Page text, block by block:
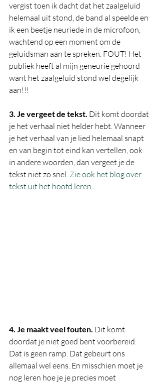
vergist toen ik dacht dat het zaalgeluid
helemaal uit stond, de band al speelde en
ik een beetje neuriede in de microfoon,
wachtend op een moment om de
geluidsman aan te spreken. FOUT! Het
publiek heeft al mijn geneurie gehoord
want het zaalgeluid stond wel degelijk
aan!!!
3. Je vergeet de tekst. Dit komt doordat
je het verhaal niet helder hebt. Wanneer
je het verhaal van je lied helemaal snapt
en van begin tot eind kan vertellen, ook
in andere woorden, dan vergeet je de
tekst niet zo snel. Zie ook het blog over
tekst uit het hoofd leren.
4. Je maakt veel fouten. Dit komt
doordat je niet goed bent voorbereid.
Dat is geen ramp. Dat gebeurt ons
allemaal wel eens. En misschien moet je
nog leren hoe je je precies moet